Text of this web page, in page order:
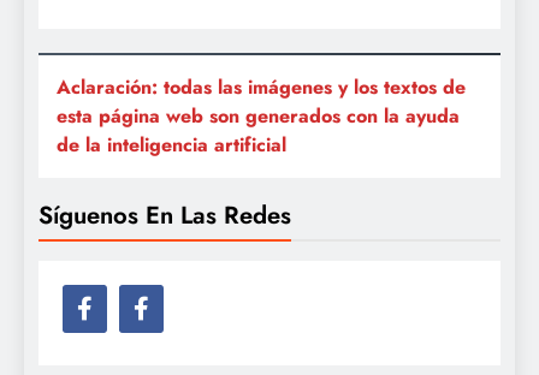
Aclaración: todas las imágenes y los textos de
esta página web son generados con la ayuda
de la inteligencia artificial
Síguenos En Las Redes